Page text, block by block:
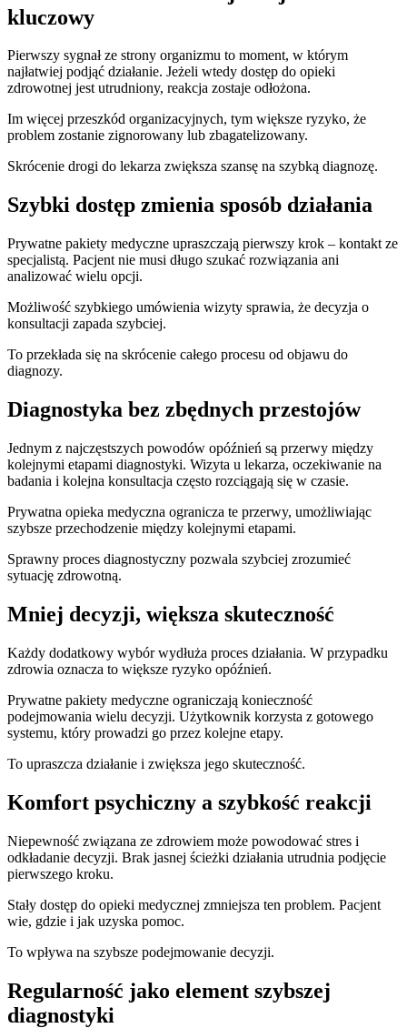
kluczowy
Pierwszy sygnał ze strony organizmu to moment, w którym
najłatwiej podjąć działanie. Jeżeli wtedy dostęp do opieki
zdrowotnej jest utrudniony, reakcja zostaje odłożona.
Im więcej przeszkód organizacyjnych, tym większe ryzyko, że
problem zostanie zignorowany lub zbagatelizowany.
Skrócenie drogi do lekarza zwiększa szansę na szybką diagnozę.
Szybki dostęp zmienia sposób działania
Prywatne pakiety medyczne upraszczają pierwszy krok – kontakt ze
specjalistą. Pacjent nie musi długo szukać rozwiązania ani
analizować wielu opcji.
Możliwość szybkiego umówienia wizyty sprawia, że decyzja o
konsultacji zapada szybciej.
To przekłada się na skrócenie całego procesu od objawu do
diagnozy.
Diagnostyka bez zbędnych przestojów
Jednym z najczęstszych powodów opóźnień są przerwy między
kolejnymi etapami diagnostyki. Wizyta u lekarza, oczekiwanie na
badania i kolejna konsultacja często rozciągają się w czasie.
Prywatna opieka medyczna ogranicza te przerwy, umożliwiając
szybsze przechodzenie między kolejnymi etapami.
Sprawny proces diagnostyczny pozwala szybciej zrozumieć
sytuację zdrowotną.
Mniej decyzji, większa skuteczność
Każdy dodatkowy wybór wydłuża proces działania. W przypadku
zdrowia oznacza to większe ryzyko opóźnień.
Prywatne pakiety medyczne ograniczają konieczność
podejmowania wielu decyzji. Użytkownik korzysta z gotowego
systemu, który prowadzi go przez kolejne etapy.
To upraszcza działanie i zwiększa jego skuteczność.
Komfort psychiczny a szybkość reakcji
Niepewność związana ze zdrowiem może powodować stres i
odkładanie decyzji. Brak jasnej ścieżki działania utrudnia podjęcie
pierwszego kroku.
Stały dostęp do opieki medycznej zmniejsza ten problem. Pacjent
wie, gdzie i jak uzyska pomoc.
To wpływa na szybsze podejmowanie decyzji.
Regularność jako element szybszej
diagnostyki